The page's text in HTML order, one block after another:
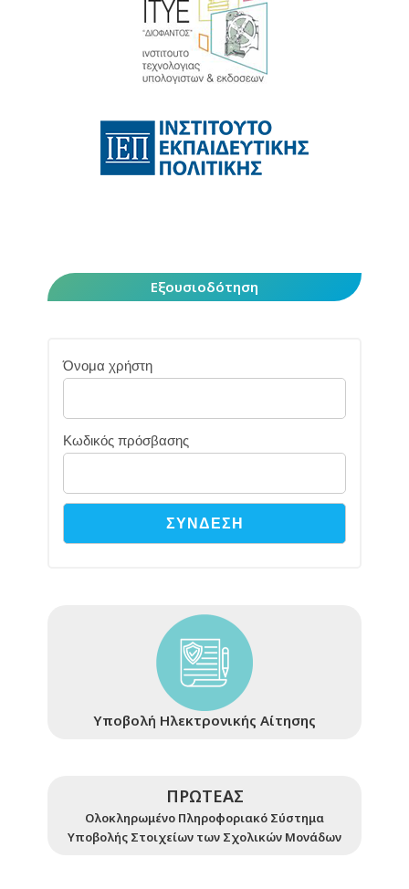
Εξουσιοδότηση
Όνομα χρήστη
Κωδικός πρόσβασης
Υποβολή Ηλεκτρονικής Αίτησης
ΠΡΩΤΕΑΣ
Ολοκληρωμένο Πληροφοριακό Σύστημα
Υποβολής Στοιχείων των Σχολικών Μονάδων